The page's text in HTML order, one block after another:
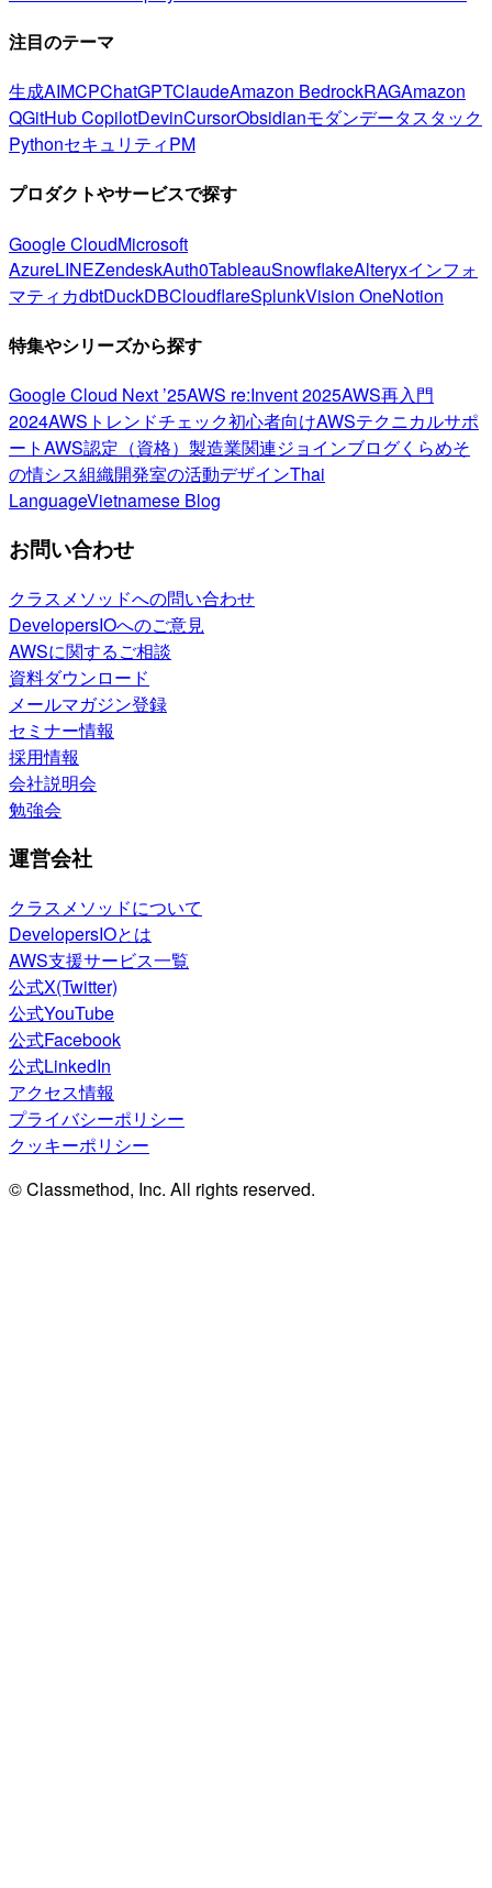
注目のテーマ
生成AIMCPChatGPTClaudeAmazon BedrockRAGAmazon
QGitHub CopilotDevinCursorObsidianモダンデータスタック
PythonセキュリティPM
プロダクトやサービスで探す
Google CloudMicrosoft
AzureLINEZendeskAuth0TableauSnowflakeAlteryxインフォ
マティカdbtDuckDBCloudflareSplunkVision OneNotion
特集やシリーズから探す
Google Cloud Next ’25AWS re:Invent 2025AWS再入門
2024AWSトレンドチェック初心者向けAWSテクニカルサポ
ートAWS認定（資格） 製造業関連ジョインブログくらめそ
の情シス組織開発室の活動デザインThai
LanguageVietnamese Blog
お問い合わせ
クラスメソッドへの問い合わせ
DevelopersIOへのご意見
AWSに関するご相談
資料ダウンロード
メールマガジン登録
セミナー情報
採用情報
会社説明会
勉強会
運営会社
クラスメソッドについて
DevelopersIOとは
AWS支援サービス一覧
公式X(Twitter)
公式YouTube
公式Facebook
公式LinkedIn
アクセス情報
プライバシーポリシー
クッキーポリシー
© Classmethod, Inc. All rights reserved.